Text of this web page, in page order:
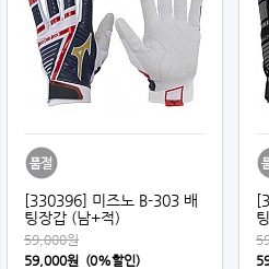
[330396] 미즈노 B-303 배
팅장갑 (남+적)
59,000원
59,000원 (0%할인)